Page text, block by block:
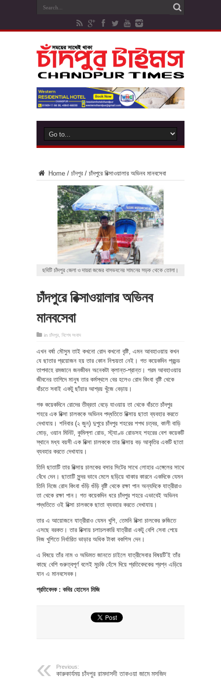
Home / চাঁদপুর / চাঁদপুরে রিক্সাওয়ালার অভিনব মানবসেবা
ছবিটি চাঁদপুর জেলা ও দায়রা জজের বাসভবনের সামনের সড়ক থেকে তোলা।
চাঁদপুরে রিক্সাওয়ালার অভিনব
মানবসেবা
in চাঁদপুর বিশেষ সংবাদ
এখন বর্ষা মৌসুম তাই কখনো রোদ কখনো বৃষ্টি, এমন আবহাওয়ায় কখন
যে ছাতার প্রয়োজন হয় তার কোন নিশ্চয়তা নেই। গত কয়েকদিন প্রচন্ড
তাপদাহে রমজানে জনজীবন অনেকটা ক্লান্ত-শ্রান্ত। গরম আবহাওয়ায়
জীবনের তাগিদে মানুষ তার কর্মস্থলে বের হলেও রোদ কিংবা বৃষ্টি থেকে
বাঁচতে সবাই একটু ছাঁয়ার আশ্রয় খুঁজে বেড়ায়।
গক কয়েকদিনে রোদের তীব্রতা বেড়ে যাওয়ায় তা থেকে বাঁচতে চাঁদপুর
শহরে এক রিক্সা চালককে অভিনব পদ্ধতিতে রিক্সায় ছাতা ব্যবহার করতে
দেখাযায়। শনিবার (২ জুন) দুপুরে চাঁদপুর শহরের শপথ চত্বর, কালী বাড়ি
মোড়, ওয়ান মিনিট, কুমিল্লা রোড, স্ট্যাণ্ড রোডসহ শহরের বেশ কয়েকটি
স্থানে মধ্য বয়সী এক রিক্সা চালককে তার রিক্সায় বড় আকৃতির একটি ছাতা
ব্যবহার করতে দেখাযায়।
তিনি ছাতাটি তার রিক্সায় চালকের বসার সিটের সাথে লোহার এঙ্গেলের সাথে
বেঁধে দেন। ছাতাটি সুন্দর ভাবে মেলে ছড়িয়ে থাকার কারনে একদিকে যেমন
তিনি নিজে রোদ কিংবা গুঁড়ি গুঁড়ি বৃষ্টি থেকে রক্ষা পান অন্যদিকে যাত্রীরাও
তা থেকে রক্ষা পান। গত কয়েকদিন ধরে চাঁদপুর শহরে এভাবেই অভিনব
পদ্ধতিতে ওই রিক্সা চালককে ছাতা ব্যবহার করতে দেখাযায়।
তার এ আয়োজনে যাত্রীরাও যেমন খুশি, তেমনি রিক্সা চালকের রুজিতে
এসছে বরকত। তার রিক্সায় চলাচলকারি যাত্রীরা একটু বেশি সেবা পেয়ে
নিজ খুশিতে নির্ধারিত ভাড়ার অধিক টাকা বকশিস দেন।
এ বিষয়ে তাঁর নাম ও অভিমত জানতে চাইলে যাত্রীসেবার বিষয়টি’ই তাঁর
কাছে বেশি গুরুত্বপূর্ণ বলেই মুচকি হেঁসে দিয়ে প্রতিবেদকের প্রশ্ন এড়িয়ে
যান এ মানবসেবক।
প্রতিবেদক : কবির হোসেন মিজি
Previous:
কারুকার্যময় চাঁদপুর রামদাসদী তাকওয়া জামে মসজিদ